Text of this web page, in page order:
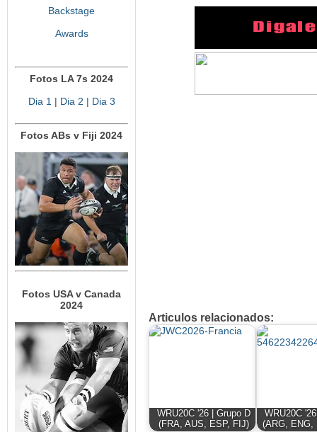
Backstage
Awards
Fotos LA 7s 2024
Dia 1 | Dia 2 | Dia 3
Fotos ABs v Fiji 2024
Fotos USA v Canada
2024
Articulos relacionados:
WRU20C '26 | Grupo D
(FRA, AUS, ESP, FIJ)
WRU20C
(ARG, ENG,